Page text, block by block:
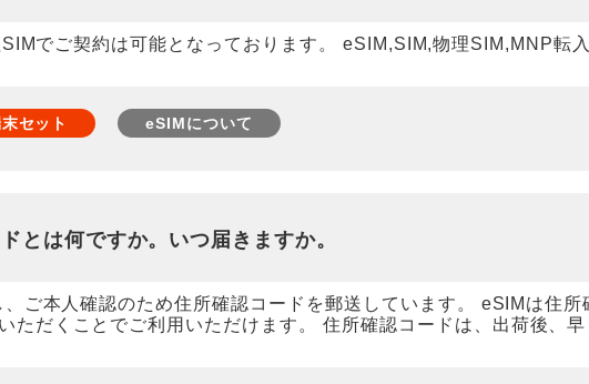
でご契約は可能となっております。 eSIM,SIM,物理SIM,MNP転
eSIMについて
セット
とは何ですか。いつ届きますか。
ご本人確認のため住所確認コードを郵送しています。 eSIMは住
ただくことでご利用いただけます。 住所確認コードは、出荷後、